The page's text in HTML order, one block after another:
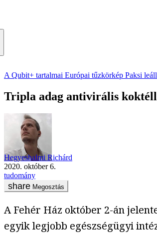
A Qubit+ tartalmai Európai tűzkörkép Paksi
Tripla adag antivirális
Hegyeshalmi Richárd
2020. október 6.
tudomány
Megosztás
A Fehér Ház október 2-án
egyik legjobb egészségügyi